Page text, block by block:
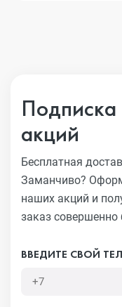
акций
Бесплатная
Заманчиво?
наших акций и
заказ совершенно
ВВЕДИТЕ СВОЙ